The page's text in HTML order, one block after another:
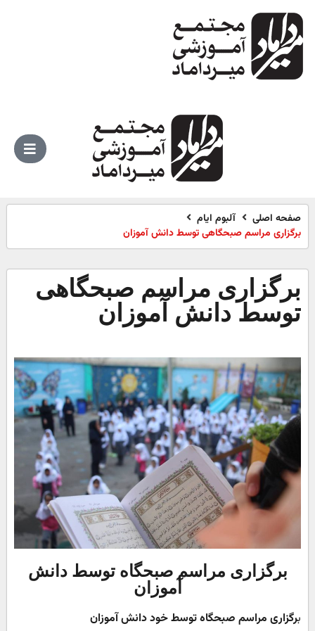
صفحه اصلی
آلبوم ایام
برگزاری مراسم صبحگاهی توسط دانش آموزان
برگزاری مراسم صبحگاهی
توسط دانش آموزان
برگزاری مراسم صبحگاه توسط دانش
آموزان
برگزاری مراسم صبحگاه توسط خود دانش آموزان